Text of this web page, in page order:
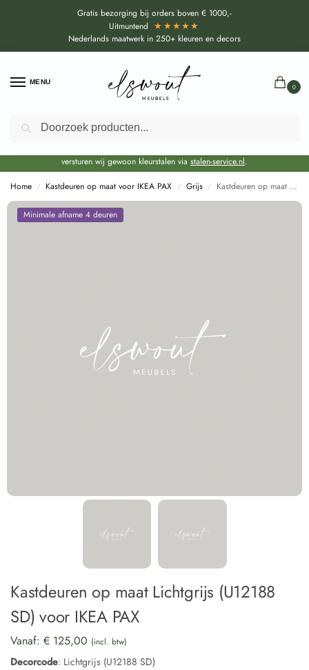
Gratis bezorging bij orders boven € 1000,-
Uitmuntend ★★★★★
Nederlands maatwerk in 250+ kleuren en decors
MENU
0
Door de bouwvakperiode geldt voor alle collecties momenteel een EXTRA
levertijd van circa 3-4 weken bovenop de reguliere levertijd.
versturen wij gewoon kleurstalen via stalen-service.nl.
Home / Kastdeuren op maat voor IKEA PAX / Grijs / Kastdeuren op maat Lichtgrijs (U12188 SD) voor IKEA PAX
Minimale afname 4 deuren
Kastdeuren op maat Lichtgrijs (U12188
SD) voor IKEA PAX
Vanaf: € 125,00 (incl. btw)
Decorcode: Lichtgrijs (U12188 SD)